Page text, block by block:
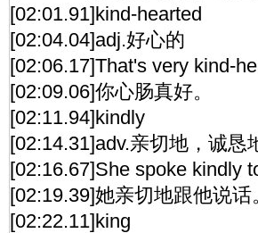
[02:01.91]kind-hearted
[02:04.04]adj.好心的
[02:06.17]That's very kind-
[02:09.06]你心肠真好。
[02:11.94]kindly
[02:14.31]adv.亲切地，诚恳
[02:16.67]She spoke kindly
[02:19.39]她亲切地跟他说话
[02:22.11]king